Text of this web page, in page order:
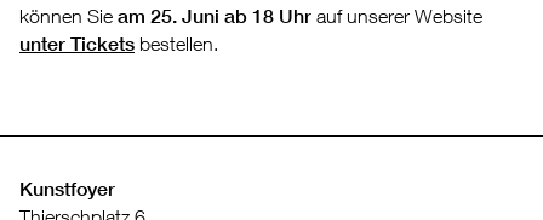
können Sie am 25. Juni ab 18 Uhr auf unserer Website
unter Tickets bestellen.
Kunstfoyer